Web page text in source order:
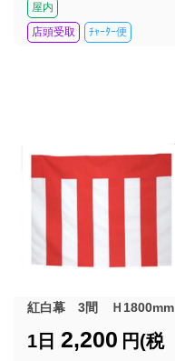
屋内
店頭受取
ﾁｬｰﾀｰ便
紅白幕 3間 Ｈ1800mm
1日 2,200 円(税